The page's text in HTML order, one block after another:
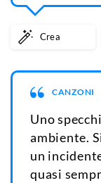
Crea
CANZONI
Uno
ambiente.
un
quasi